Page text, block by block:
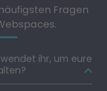
Fragen
ihr, um eure